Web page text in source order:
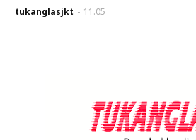
tukanglasjkt - 11.05